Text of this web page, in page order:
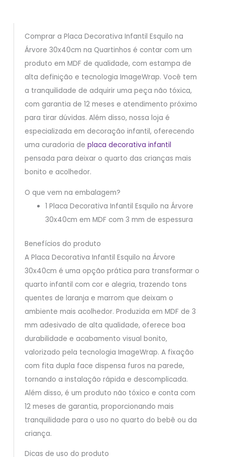
Comprar a Placa Decorativa Infantil Esquilo na
Árvore 30x40cm na Quartinhos é contar com um
produto em MDF de qualidade, com estampa de
alta definição e tecnologia ImageWrap. Você tem
a tranquilidade de adquirir uma peça não tóxica,
com garantia de 12 meses e atendimento próximo
para tirar dúvidas. Além disso, nossa loja é
especializada em decoração infantil, oferecendo
uma curadoria de placa decorativa infantil
pensada para deixar o quarto das crianças mais
bonito e acolhedor.
O que vem na embalagem?
1 Placa Decorativa Infantil Esquilo na Árvore
30x40cm em MDF com 3 mm de espessura
Benefícios do produto
A Placa Decorativa Infantil Esquilo na Árvore
30x40cm é uma opção prática para transformar o
quarto infantil com cor e alegria, trazendo tons
quentes de laranja e marrom que deixam o
ambiente mais acolhedor. Produzida em MDF de 3
mm adesivado de alta qualidade, oferece boa
durabilidade e acabamento visual bonito,
valorizado pela tecnologia ImageWrap. A fixação
com fita dupla face dispensa furos na parede,
tornando a instalação rápida e descomplicada.
Além disso, é um produto não tóxico e conta com
12 meses de garantia, proporcionando mais
tranquilidade para o uso no quarto do bebê ou da
criança.
Dicas de uso do produto